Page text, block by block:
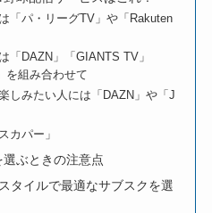
「パ・リーグTV」や「Rakuten
「DAZN」「GIANTS TV」
を組み合わせて
しみたい人には「DAZN」や「J
カパー」
ぶときの注意点
タイルで最適なサブスクを選